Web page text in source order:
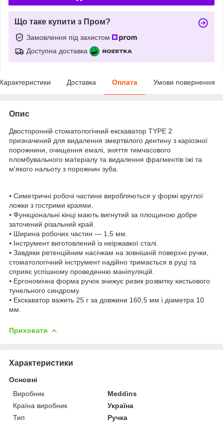
Що таке купити з Пром?
Замовлення під захистом
Доступна доставка
Доставка Оплата Умови повернення
Опис
Двосторонній стоматологічний екскаватор TYPE 2
призначений для видалення змертвілого дентину з каріозної
порожнини, очищення емалі, зняття тимчасового
пломбувального матеріалу та видалення фрагментів їжі та
м'якого нальоту з порожнин зуба.
⦁ Симетричні робочі частини виробляються у формі круглої
ложки з гострими краями.
⦁ Функціональні кінці мають вигнутий за площиною добре
заточений різальний край.
⦁ Ширина робочих частин — 1,5 мм.
⦁ Інструмент виготовлений із неіржавкої сталі.
⦁ Завдяки ретенційним насічкам на зовнішній поверхні ручки,
стоматологічний інструмент надійно тримається в руці та
сприяє успішному проведенню маніпуляцій.
⦁ Ергономічна форма ручок знижує ризик розвитку кистьового
тунельного синдрому.
⦁ Екскаватор важить 25 г за довжини 160,5 мм і діаметра 10
мм.
Приховати
Характеристики
Основні
Виробник
Meddins
Країна виробник
Україна
Тип
Ручка